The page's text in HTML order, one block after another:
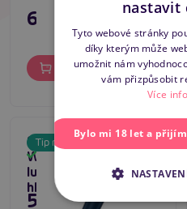
63,80 €
Do košíku
Tip na dárek
Satisfyer Planet
Wand-er (Blue),
luxusní masážní
hlavice
Skladem
59,80 €
nastavit
Tyto webové stránky
díky kterým může
umožnit nám
vám přizpůsobit
Více
Bylo mi 18 let a